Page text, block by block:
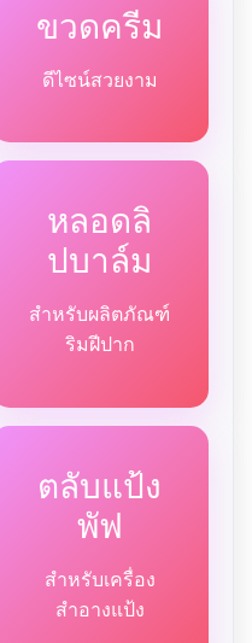
ขวดครีม
ดีไซน์สวยงาม
หลอดลิ
ปบาล์ม
สำหรับผลิตภัณฑ์
ริมฝีปาก
ตลับแป้ง
พัฟ
สำหรับเครื่อง
สำอางแป้ง